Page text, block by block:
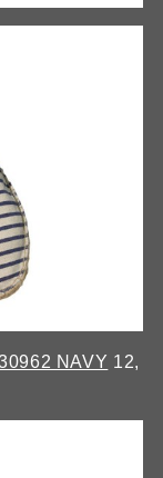
NAVY 12,